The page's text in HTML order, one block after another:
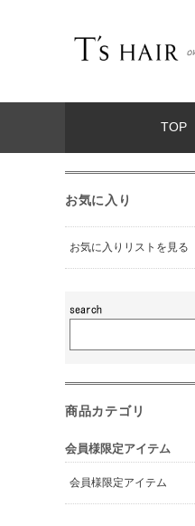
TOP
お気に入り
お気に入りリストを見る
商品カテゴリ
会員様限定アイテム
会員様限定アイテム